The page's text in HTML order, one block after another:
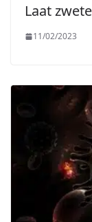
Laat
11/02/2023